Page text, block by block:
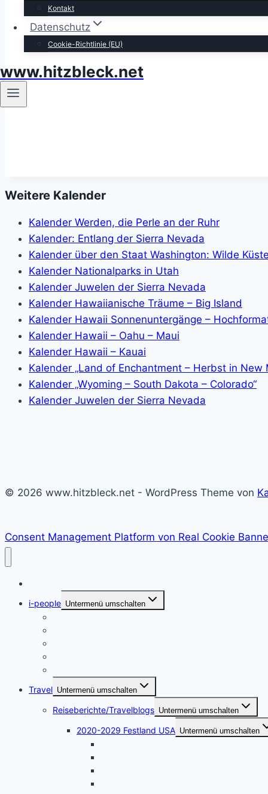
Kontakt
Datenschutz
Cookie-Richtlinie (EU)
www.hitzbleck.net
Weitere Kalender
Kalender Werden, die Perle an der Ruhr
Kalender: Entlang der Sierra Nevada
Kalender über den Staat Washington: Wilde
Kalender Nationalparks in Utah
Kalender Juwelen der Sierra Nevada
Kalender Hawaiianische Träume – Big Island
Kalender Hawaii Sonnenuntergänge –
Kalender Hawaii – Oahu – Maui
Kalender Hawaii – Kauai
Kalender „Land of Enchantment – Herbst in New
Kalender „Wyoming – South Dakota – Colorado“
Kalender Juwelen der Sierra Nevada
© 2026 www.hitzbleck.net - WordPress Theme von
Consent Management Platform von Real Cookie
i-people Untermenü umschalten
Travel Untermenü umschalten
Reiseberichte/Travelblogs Untermenü umschalten
2020-2029 Festland USA Untermenü umschalten